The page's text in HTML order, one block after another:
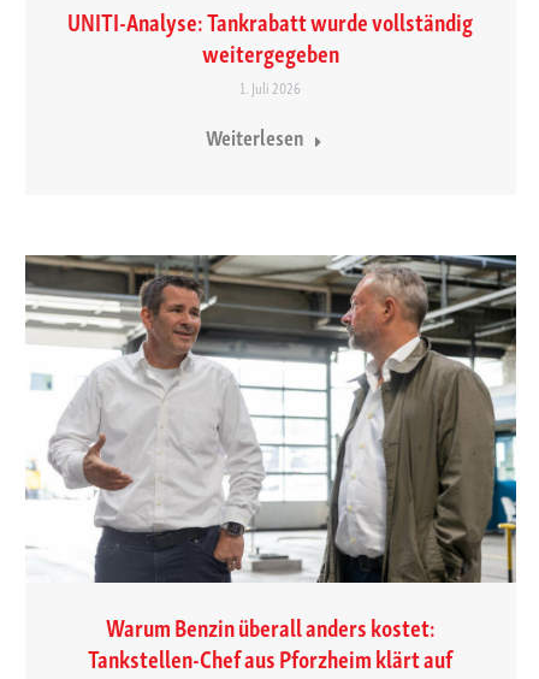
UNITI-Analyse: Tankrabatt wurde vollständig
weitergegeben
1. Juli 2026
Weiterlesen
Warum Benzin überall anders kostet:
Tankstellen-Chef aus Pforzheim klärt auf